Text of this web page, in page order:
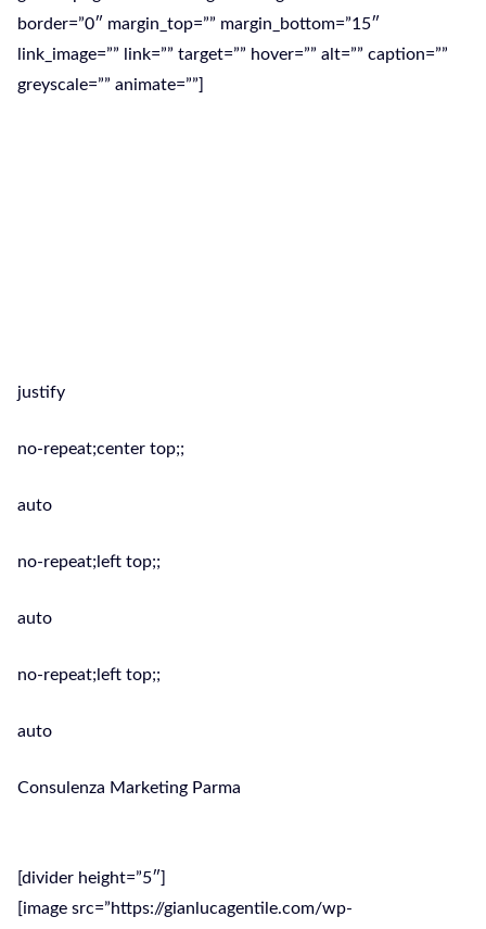
border=”0″ margin_top=”” margin_bottom=”15″
link_image=”” link=”” target=”” hover=”” alt=”” caption=””
greyscale=”” animate=””]
justify
no-repeat;center top;;
auto
no-repeat;left top;;
auto
no-repeat;left top;;
auto
Consulenza Marketing Parma
[divider height=”5″]
[image src=”https://gianlucagentile.com/wp-